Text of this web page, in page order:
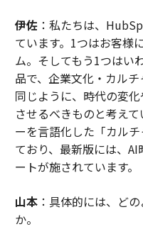
伊佐：私たちは、
ています。1つはお客様
ム。そしてもう1つはい
品で、企業文化・カル
同じように、時代の変
させるべきものと考え
ーを言語化した「カル
ており、最新版には、
ートが施されています。
山本：具体的には、ど
か。